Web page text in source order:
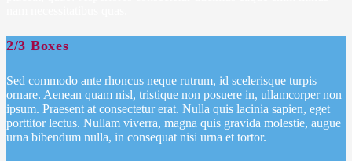
2/3 Boxes
Sed commodo ante rhoncus neque rutrum, id scelerisque turpis
ornare. Aenean quam nisl, tristique non posuere in, ullamcorper non
ipsum. Praesent at consectetur erat. Nulla quis lacinia sapien, eget
porttitor lectus. Nullam viverra, magna quis gravida molestie, augue
urna bibendum nulla, in consequat nisi urna et tortor.